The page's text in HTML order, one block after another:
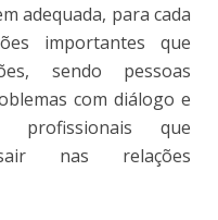
adequada, para cada
importantes que
sendo pessoas
com diálogo e
profissionais que
nas relações